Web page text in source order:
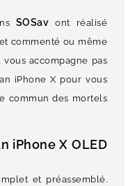
SOSav ont réalisé
commenté ou même
accompagne pas
iPhone X pour vous
commun des mortels
iPhone X OLED
et préassemblé.